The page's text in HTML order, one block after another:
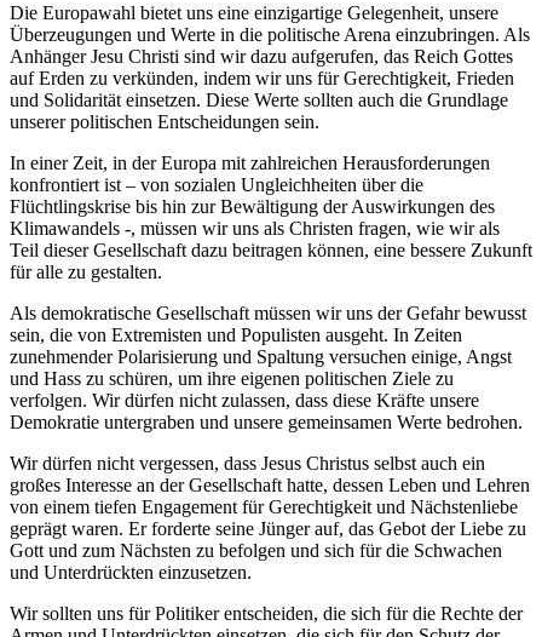
Die Europawahl bietet uns eine einzigartige Gelegenheit, unsere
Überzeugungen und Werte in die politische Arena einzubringen. Als
Anhänger Jesu Christi sind wir dazu aufgerufen, das Reich Gottes
auf Erden zu verkünden, indem wir uns für Gerechtigkeit, Frieden
und Solidarität einsetzen. Diese Werte sollten auch die Grundlage
unserer politischen Entscheidungen sein.
In einer Zeit, in der Europa mit zahlreichen Herausforderungen
konfrontiert ist – von sozialen Ungleichheiten über die
Flüchtlingskrise bis hin zur Bewältigung der Auswirkungen des
Klimawandels -, müssen wir uns als Christen fragen, wie wir als
Teil dieser Gesellschaft dazu beitragen können, eine bessere Zukunft
für alle zu gestalten.
Als demokratische Gesellschaft müssen wir uns der Gefahr bewusst
sein, die von Extremisten und Populisten ausgeht. In Zeiten
zunehmender Polarisierung und Spaltung versuchen einige, Angst
und Hass zu schüren, um ihre eigenen politischen Ziele zu
verfolgen. Wir dürfen nicht zulassen, dass diese Kräfte unsere
Demokratie untergraben und unsere gemeinsamen Werte bedrohen.
Wir dürfen nicht vergessen, dass Jesus Christus selbst auch ein
großes Interesse an der Gesellschaft hatte, dessen Leben und Lehren
von einem tiefen Engagement für Gerechtigkeit und Nächstenliebe
geprägt waren. Er forderte seine Jünger auf, das Gebot der Liebe zu
Gott und zum Nächsten zu befolgen und sich für die Schwachen
und Unterdrückten einzusetzen.
Wir sollten uns für Politiker entscheiden, die sich für die Rechte der